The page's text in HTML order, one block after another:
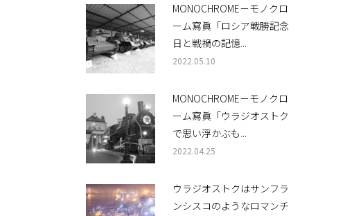
MONOCHROME－モノクロ
ーム寫眞「ロシア戦勝記念
日と戦禍の記憶...
2022.05.10
MONOCHROME－モノクロ
ーム寫眞「ウラジオストク
で思い浮かぶも...
2022.04.25
ウラジオストクはサンフラ
ンシスコのようなロマンチ